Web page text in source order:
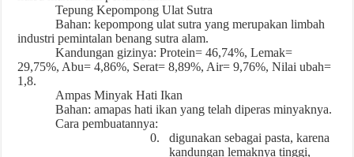
Tepung Kepompong Ulat Sutra
Bahan: kepompong ulat sutra yang merupakan limbah
industri pemintalan benang sutra alam.
Kandungan gizinya: Protein= 46,74%, Lemak=
29,75%, Abu= 4,86%, Serat= 8,89%, Air= 9,76%, Nilai ubah=
1,8.
Ampas Minyak Hati Ikan
Bahan: amapas hati ikan yang telah diperas minyaknya.
Cara pembuatannya:
0.
digunakan sebagai pasta, karena
kandungan lemaknya tinggi,